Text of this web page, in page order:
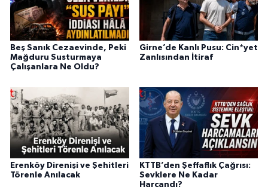
Beş Sanık Cezaevinde, Peki
Mağduru Susturmaya
Çalışanlara Ne Oldu?
Girne’de Kanlı Pusu: Cin*yet
Zanlısından İtiraf
Erenköy Direnişi ve Şehitleri
Törenle Anılacak
KTTB’den Şeffaflık Çağrısı:
Sevklere Ne Kadar
Harcandı?